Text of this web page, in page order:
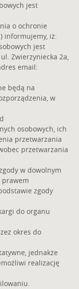
jest
o ochronie
informujemy, iż:
jest
Zwierzyniecka 2a,
email:
będą na
w
osobowych, ich
przetwarzania
przetwarzania
w dowolnym
prawem
zgody
do organu
okres do
jednakże
realizację